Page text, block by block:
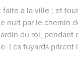
faite à la ville ; et
nuit par le chemin
du roi, pendant
Les fuyards prirent